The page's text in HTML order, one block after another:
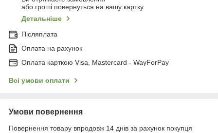
або гроші повернуться на вашу картку
Детальніше
Післяплата
Оплата на рахунок
Оплата карткою Visa, Mastercard - WayForPay
Всі умови оплати
Умови повернення
Повернення товару впродовж 14 днів за рахунок покупця